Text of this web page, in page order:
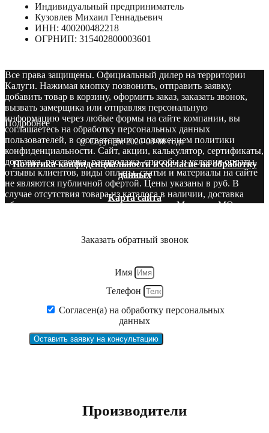
Индивидуальный предприниматель
Кузовлев Михаил Геннадьевич
ИНН: 400200482218
ОГРНИП: 315402800003601
Все права защищены. Официальный дилер на территории
Калуги. Нажимая кнопку позвонить, отправить заявку,
добавить товар в корзину, оформить заказ, заказать звонок,
вызвать замерщика или отправляя персональную
информацию через любые формы на сайте компании, вы
соглашаетесь на обработку персональных данных
пользователей, в соответствии с положением политики
конфиденциальности. Сайт, акции, калькулятор, сертификаты,
доставка, рассрочка, распродажа, способы и условия оплаты,
отзывы клиентов, виды оплаты, статьи и материалы на сайте
не являются публичной офертой. Цены указаны в руб. В
случае отсутствия товара из каталога в наличии, доставка
оборудования производится со складов в Москве и МО.
Подробнее
@ Copyright 2026-08-08 года
Политика конфиденциальности и согласие на обработку
данных
Карта сайта
Заказать обратный звонок
Имя
Телефон
Согласен(а) на обработку персональных
данных
Оставить заявку на консультацию
Производители